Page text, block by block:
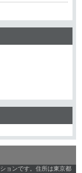
ョンです。住所は東京都